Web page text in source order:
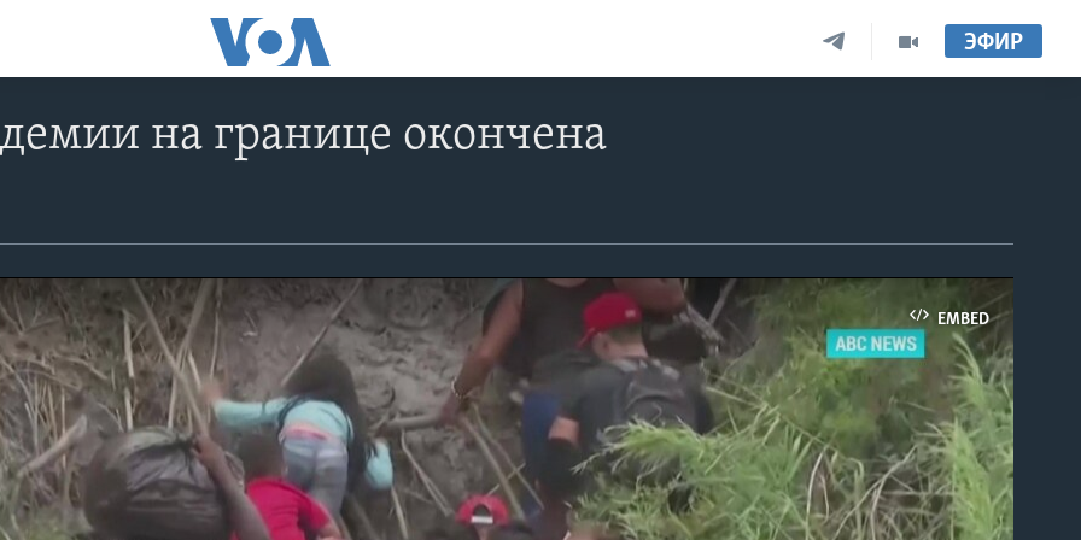
ЭФИР
на границе окончена
EMBED